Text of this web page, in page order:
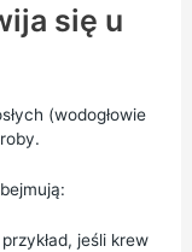
się u
(wodogłowie
jeśli krew